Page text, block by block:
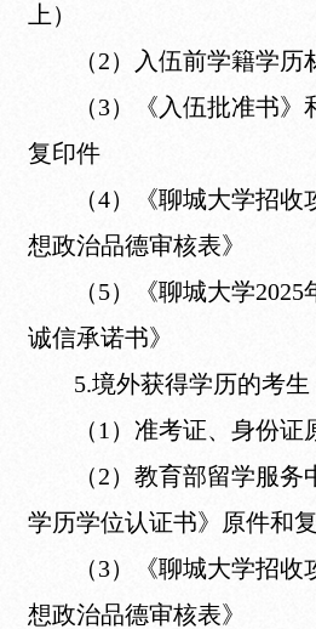
上）
（2）入伍前学籍学历
（3）《入伍批准书》
复印件
（4）《聊城大学招
想政治品德审核表》
（5）《聊城大学
诚信承诺书》
5.境外获得学历的考生
（1）准考证、身份
（2）教育部留学服
学历学位认证书》原件和
（3）《聊城大学招
想政治品德审核表》